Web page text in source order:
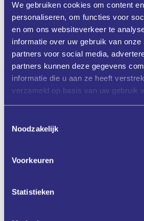
We gebruiken cookies om content
personaliseren, om functies voor
en om ons websiteverkeer te
informatie over uw gebruik van onze
partners voor social media,
partners kunnen deze gegevens
informatie die u aan ze heeft
verzameld op basis van uw gebruik
Noodzakelijk
Voorkeuren
Statistieken
Praktische toepassingen
Voorbeelden van bedrijven die AI
kritische succesfactoren.
AI Design Sprint™ – interactieve
Hands-on ervaring met AI-
identificatie van strategische kansen.
Van kansen naar actie
Opstellen van een eerste routekaart:
haalbaar in de komende 90 dagen?
Afsluiting en Netwerken
Praktische informatie
Taal:Nederlands (geen
opdracht van FME en Klikopmorgen.
die zich via Klikopmorgen aanmelden